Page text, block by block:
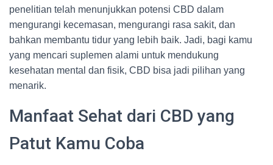
penelitian telah menunjukkan potensi CBD dalam
mengurangi kecemasan, mengurangi rasa sakit, dan
bahkan membantu tidur yang lebih baik. Jadi, bagi kamu
yang mencari suplemen alami untuk mendukung
kesehatan mental dan fisik, CBD bisa jadi pilihan yang
menarik.
Manfaat Sehat dari CBD yang
Patut Kamu Coba